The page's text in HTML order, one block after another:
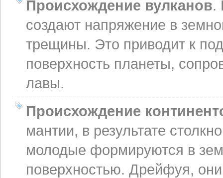
Происхождение вулканов.
создают напряжение в
трещины. Это приводит к
поверхность планеты,
лавы.
Происхождение
мантии, в результате
молодые формируются в
поверхностью. Дрейфуя,